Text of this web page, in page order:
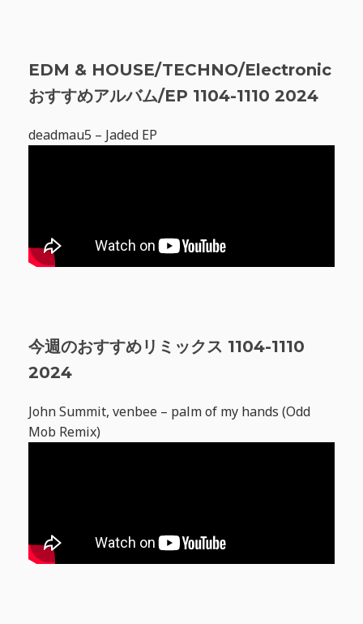
EDM & HOUSE/TECHNO/Electronic
おすすめアルバム/EP 1104-1110 2024
deadmau5 – Jaded EP
今週のおすすめリミックス 1104-1110
2024
John Summit, venbee – palm of my hands (Odd
Mob Remix)